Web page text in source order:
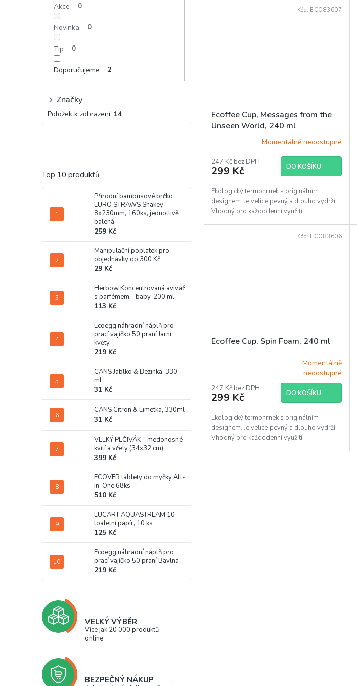
Akce 0
Novinka 0
Tip 0
Doporučujeme 2
Značky
Položek k zobrazení: 14
Top 10 produktů
Přírodní bambusové brčko
EURO STRAWS Shakey
8x230mm, 160ks, jednotlivě
balená
259 Kč
Manipulační poplatek pro
objednávky do 300 Kč
29 Kč
Herbow Koncentrovaná aviváž
s parfémem - baby, 200 ml
113 Kč
Ecoegg náhradní náplň pro
prací vajíčko 50 praní Jarní
květy
219 Kč
CANS Jablko & Bezinka, 330
ml
31 Kč
CANS Citron & Limetka, 330ml
31 Kč
VELKÝ PEČIVÁK - medonosné
kvítí a včely (34x32 cm)
399 Kč
ECOVER tablety do myčky All-
In-One 68ks
510 Kč
LUCART AQUASTREAM 10 -
toaletní papír, 10 ks
125 Kč
Ecoegg náhradní náplň pro
prací vajíčko 50 praní Bavlna
219 Kč
VELKÝ VÝBĚR
Více jak 20 000 produktů
online
BEZPEČNÝ NÁKUP
Ecoffee Cup, Messages from the
Unseen World, 240 ml
Momentálně nedostupné
247 Kč bez DPH
299 Kč DO KOŠÍKU
Ekologický termohrnek s originálním
designem. Je velice pevný a dlouho vydrží.
Vhodný pro každodenní využití.
Kód: ECO83607
Ecoffee Cup, Spin Foam, 240 ml
produktu
je
z
5
hvězdiček.
Momentálně
nedostupné
247 Kč bez DPH
299 Kč DO KOŠÍKU
Ekologický termohrnek s originálním
designem. Je velice pevný a dlouho vydrží.
Vhodný pro každodenní využití.
Kód: ECO83606